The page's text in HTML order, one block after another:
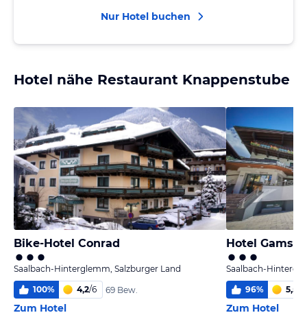
Nur Hotel buchen
Hotel nähe Restaurant Knappenstube
Bike-Hotel Conrad
Saalbach-Hinterglemm, Salzburger Land
100% 4,2/6 69 Bew.
Zum Hotel
Hotel
Saalbach-
96% 5,5
Zum Hotel